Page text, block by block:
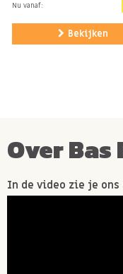
Nu vanaf:
Bekijken
Over Bas
In de video zie je